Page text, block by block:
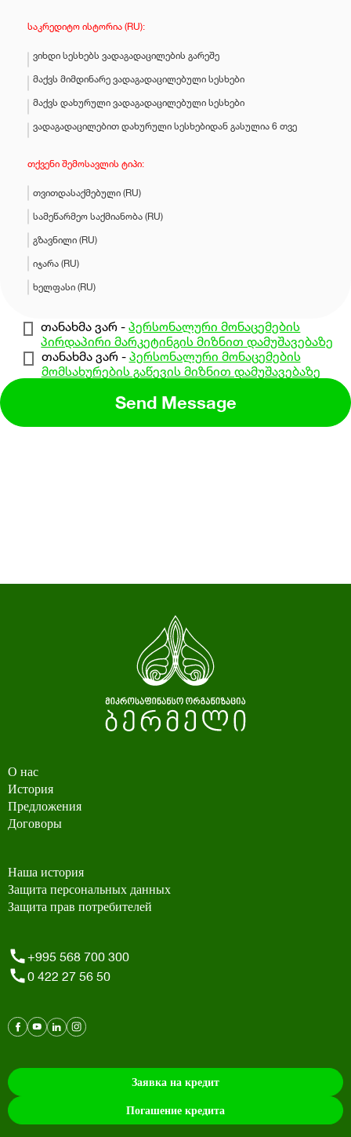
საკრედიტო ისტორია (RU):
ვიხდი სესხებს ვადაგადაცილების გარეშე
მაქვს მიმდინარე ვადაგადაცილებული სესხები
მაქვს დახურული ვადაგადაცილებული სესხები
ვადაგადაცილებით დახურული სესხებიდან გასულია 6 თვე
თქვენი შემოსავლის ტიპი:
თვითდასაქმებული (RU)
სამეწარმეო საქმიანობა (RU)
გზავნილი (RU)
იჯარა (RU)
ხელფასი (RU)
თანახმა ვარ -პერსონალური მონაცემების
პირდაპირი მარკეტინგის მიზნით დამუშავებაზე
თანახმა ვარ - პერსონალური მონაცემების
მომსახურების გაწევის მიზნით დამუშავებაზე
Send Message
О нас
История
Предложения
Договоры
Наша история
Защита персональных данных
Защита прав потребителей
+995 568 700 300
0 422 27 56 50
Заявка на кредит
Погашение кредита